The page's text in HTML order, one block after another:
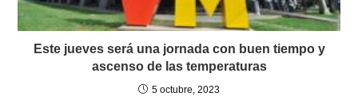
Este jueves será una jornada con buen tiempo y
ascenso de las temperaturas
5 octubre, 2023